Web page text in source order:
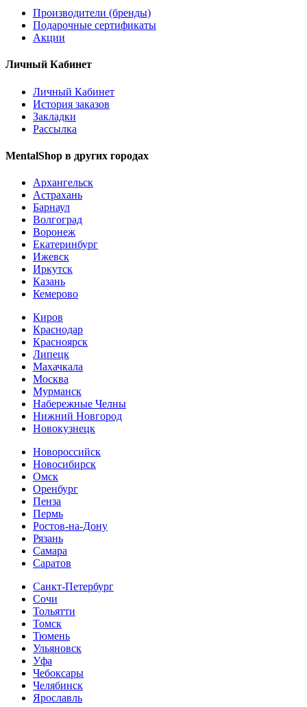
Производители (бренды)
Подарочные сертификаты
Акции
Личный Кабинет
Личный Кабинет
История заказов
Закладки
Рассылка
MentalShop в других городах
Архангельск
Астрахань
Барнаул
Волгоград
Воронеж
Екатеринбург
Ижевск
Иркутск
Казань
Кемерово
Киров
Краснодар
Красноярск
Липецк
Махачкала
Москва
Мурманск
Набережные Челны
Нижний Новгород
Новокузнецк
Новороссийск
Новосибирск
Омск
Оренбург
Пенза
Пермь
Ростов-на-Дону
Рязань
Самара
Cаратов
Санкт-Петербург
Сочи
Тольятти
Томск
Тюмень
Ульяновск
Уфа
Чебоксары
Челябинск
Ярославль